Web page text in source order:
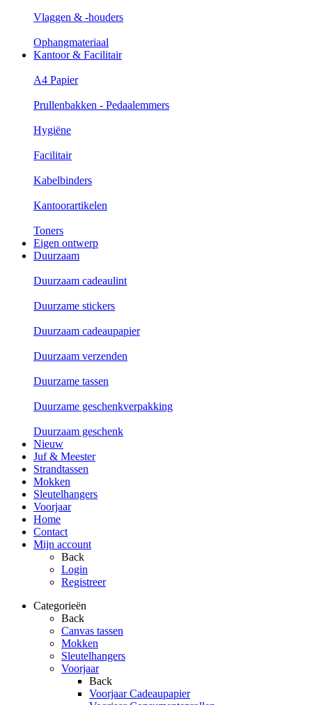
Vlaggen & -houders
Ophangmateriaal
Kantoor & Facilitair
A4 Papier
Prullenbakken - Pedaalemmers
Hygiëne
Facilitair
Kabelbinders
Kantoorartikelen
Toners
Eigen ontwerp
Duurzaam
Duurzaam cadeaulint
Duurzame stickers
Duurzaam cadeaupapier
Duurzaam verzenden
Duurzame tassen
Duurzame geschenkverpakking
Duurzaam geschenk
Nieuw
Juf & Meester
Strandtassen
Mokken
Sleutelhangers
Voorjaar
Home
Contact
Mijn account
Back
Login
Registreer
Categorieën
Back
Canvas tassen
Mokken
Sleutelhangers
Voorjaar
Back
Voorjaar Cadeaupapier